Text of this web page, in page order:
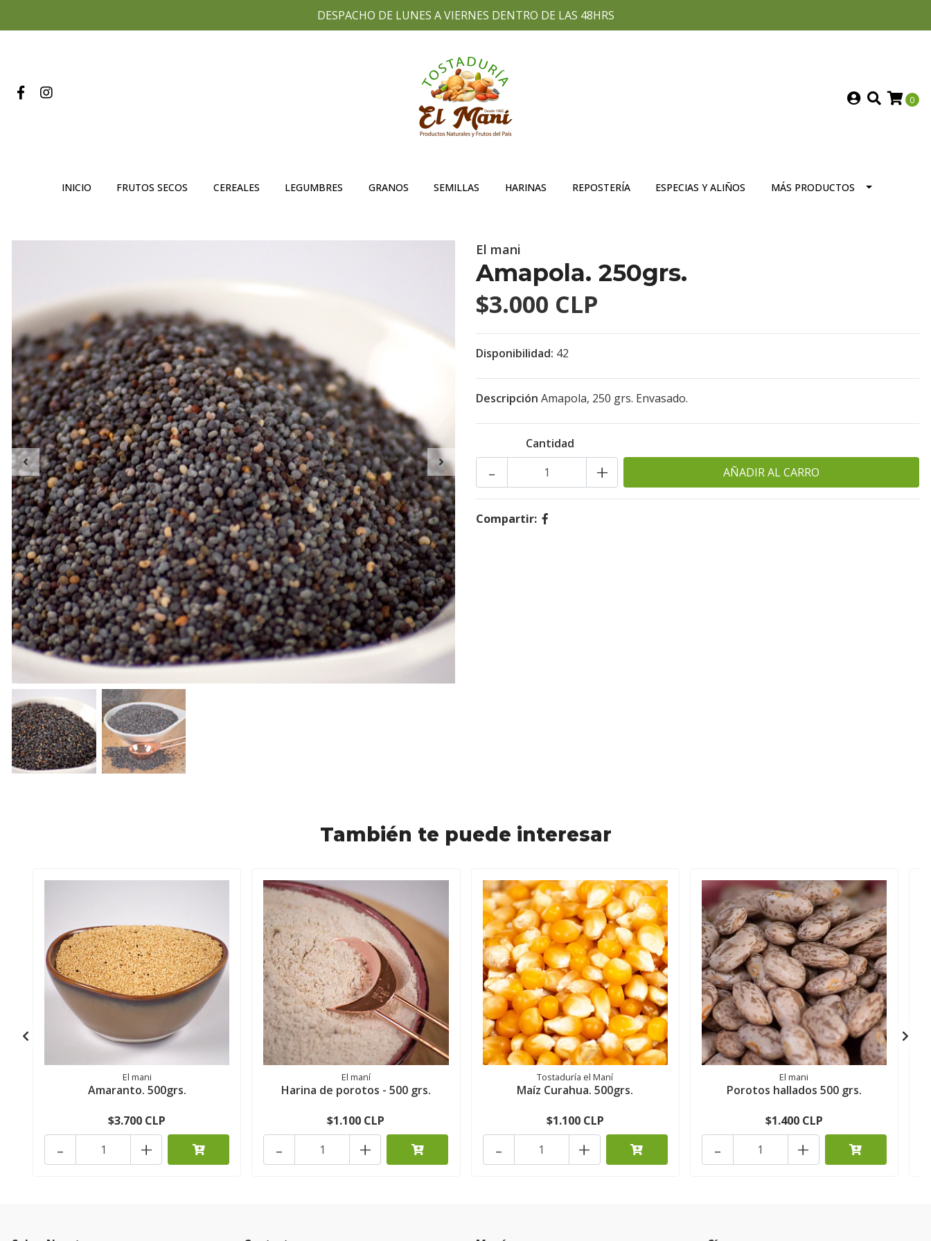
DESPACHO DE LUNES A VIERNES DENTRO DE LAS 48HRS
0
INICIO FRUTOS SECOS CEREALES LEGUMBRES GRANOS SEMILLAS HARINAS REPOSTERÍA ESPECIAS Y ALIÑOS MÁS PRODUCTOS
El mani
Amapola. 250grs.
$3.000 CLP
Disponibilidad: 42
Descripción Amapola, 250 grs. Envasado.
Cantidad
+
-
Compartir:
También te puede interesar
El mani
Amaranto. 500grs.
$3.700 CLP
+
-
El maní
Harina de porotos - 500 grs.
$1.100 CLP
+
-
Tostaduría el Maní
Maíz Curahua. 500grs.
$1.100 CLP
+
-
El mani
Porotos hallados 500 grs.
$1.400 CLP
+
-